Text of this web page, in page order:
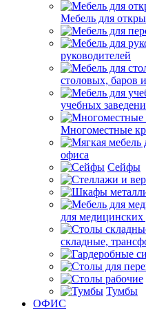
Мебель для
руководителей
столовых, баров
учебных
Многоместные
офиса
Сейфы
для
складные,
Тумбы
ОФИС